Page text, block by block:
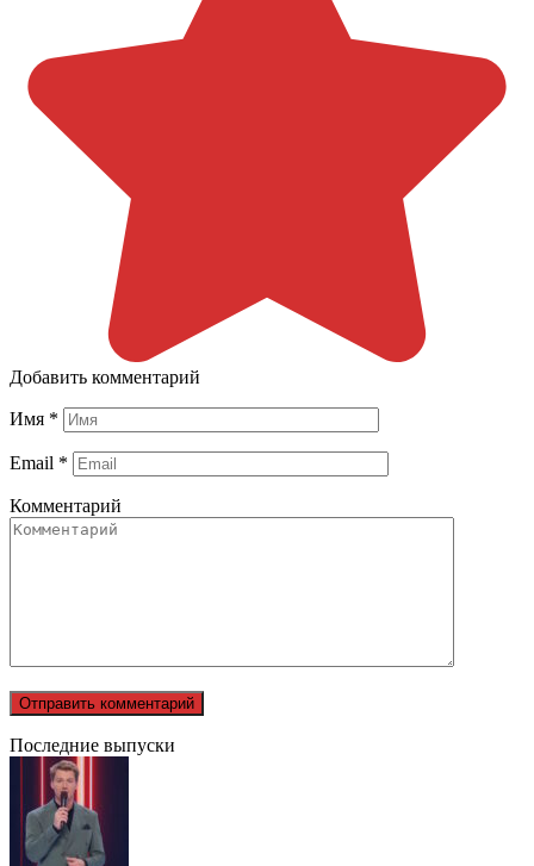
Добавить комментарий
Имя *
Email *
Комментарий
Последние выпуски